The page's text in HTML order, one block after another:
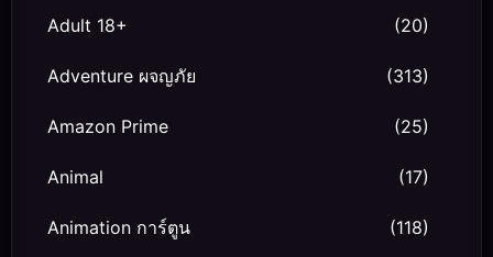
Adult 18+ (20)
Adventure ผจญภัย (313)
Amazon Prime (25)
Animal (17)
Animation การ์ตูน (118)